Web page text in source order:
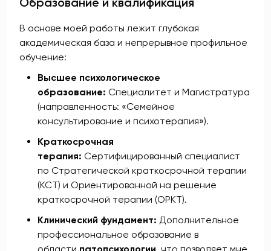
В основе моей работы лежит глубокая
академическая база и непрерывное профильное
обучение:
Высшее психологическое
образование: Специалитет и Магистратура
(направленность: «Семейное
консультирование и психотерапия»).
Краткосрочная
терапия: Сертифицированный специалист
по Стратегической краткосрочной терапии
(КСТ) и Ориентированной на решение
краткосрочной терапии (ОРКТ).
Клинический фундамент: Дополнительное
профессиональное образование в